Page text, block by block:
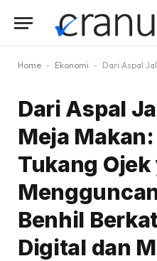
Home - Ekonomi - Dari Aspal Jalanan ke Meja Makan:
Dari Aspal
Meja
Tukang
Benhil
Digital dan